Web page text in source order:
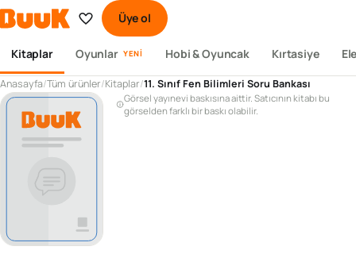
Üye ol
Kitaplar Oyunlar YENI Hobi & Oyuncak Kırtasiye
Anasayfa/Tüm ürünler/Kitaplar/11. Sınıf Fen Bilimleri Soru Bankası
Görsel yayınevi baskısına aittir. Satıcının kitabı bu
görselden farklı bir baskı olabilir.